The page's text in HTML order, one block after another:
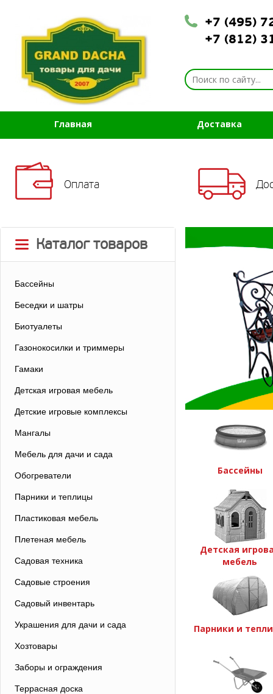
+7 (495)
+7 (812)
Главная Доставка
Оплата
Каталог товаров
Бассейны
Беседки и шатры
Биотуалеты
Газонокосилки и триммеры
Гамаки
Детская игровая мебель
Детские игровые комплексы
Мангалы
Мебель для дачи и сада
Обогреватели
Парники и теплицы
Пластиковая мебель
Плетеная мебель
Садовая техника
Садовые строения
Садовый инвентарь
Украшения для дачи и сада
Хозтовары
Заборы и ограждения
Террасная доска
Бассейны
Детская
мебель
Парники и